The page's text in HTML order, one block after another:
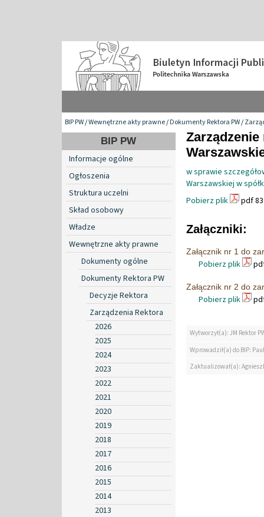
BIP PW/Wewnętrzne akty prawne/Dokumenty Rektora PW/
BIP PW
Informacje ogólne
Ogłoszenia
Struktura uczelni
Skład osobowy
Władze
Wewnętrzne akty prawne
Dokumenty ogólne
Dokumenty Rektora PW
Decyzje Rektora
Zarządzenia Rektora
2026
2025
2024
2023
2022
2021
2020
2019
2018
2017
2016
2015
2014
2013
w sprawie
Warszawskiej w
Pobierz plik
pdf
Załączniki:
Załącznik nr 1 do
Pobierz plik
Załącznik nr 2 do
Pobierz plik
Wytworzył(a): JM Rektor
Wprowadził(a) do BIP:
Zaktualizował(a):